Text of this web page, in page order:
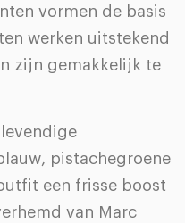
vormen de basis
werken uitstekend
zijn gemakkelijk te
pistachegroene
een frisse boost
van Marc